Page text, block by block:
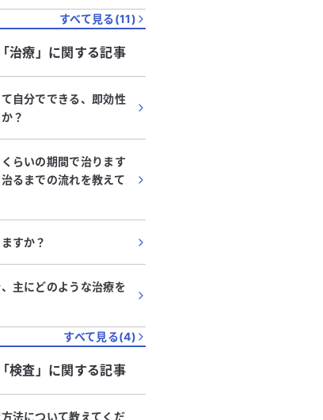
すべて見る(11)
治療 」に関する記事
自分でできる、即効性
？
らいの期間で治ります
るまでの流れを教えて
すか？
主にどのような治療を
すべて見る(4)
検査 」に関する記事
法について教えてくだ